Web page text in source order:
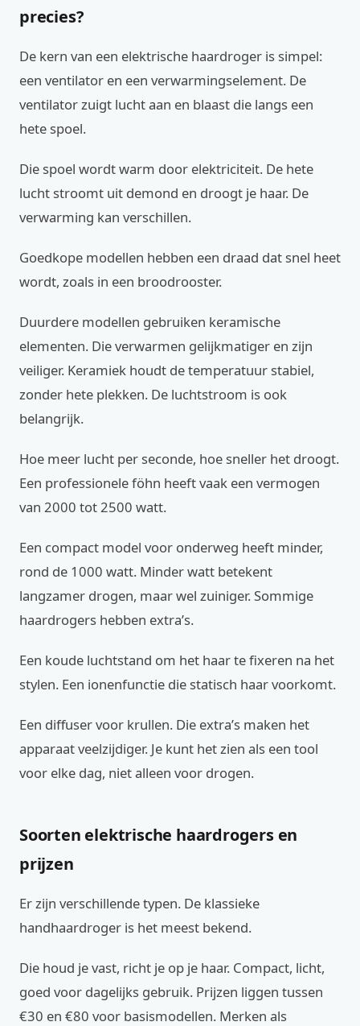
precies?
De kern van een elektrische haardroger is simpel:
een ventilator en een verwarmingselement. De
ventilator zuigt lucht aan en blaast die langs een
hete spoel.
Die spoel wordt warm door elektriciteit. De hete
lucht stroomt uit demond en droogt je haar. De
verwarming kan verschillen.
Goedkope modellen hebben een draad dat snel heet
wordt, zoals in een broodrooster.
Duurdere modellen gebruiken keramische
elementen. Die verwarmen gelijkmatiger en zijn
veiliger. Keramiek houdt de temperatuur stabiel,
zonder hete plekken. De luchtstroom is ook
belangrijk.
Hoe meer lucht per seconde, hoe sneller het droogt.
Een professionele föhn heeft vaak een vermogen
van 2000 tot 2500 watt.
Een compact model voor onderweg heeft minder,
rond de 1000 watt. Minder watt betekent
langzamer drogen, maar wel zuiniger. Sommige
haardrogers hebben extra’s.
Een koude luchtstand om het haar te fixeren na het
stylen. Een ionenfunctie die statisch haar voorkomt.
Een diffuser voor krullen. Die extra’s maken het
apparaat veelzijdiger. Je kunt het zien als een tool
voor elke dag, niet alleen voor drogen.
Soorten elektrische haardrogers en
prijzen
Er zijn verschillende typen. De klassieke
handhaardroger is het meest bekend.
Die houd je vast, richt je op je haar. Compact, licht,
goed voor dagelijks gebruik. Prijzen liggen tussen
€30 en €80 voor basismodellen. Merken als